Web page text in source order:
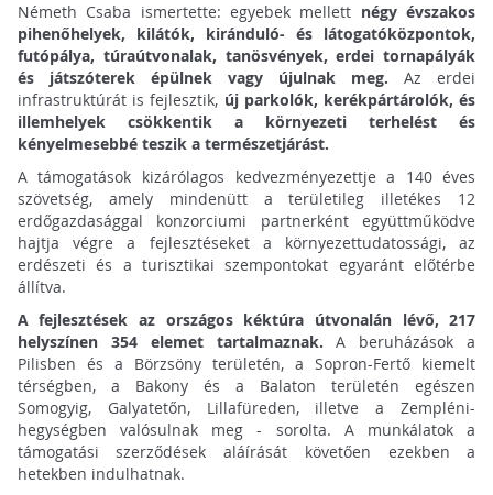
Németh Csaba ismertette: egyebek mellett négy évszakos
pihenőhelyek, kilátók, kiránduló- és látogatóközpontok,
futópálya, túraútvonalak, tanösvények, erdei tornapályák
és játszóterek épülnek vagy újulnak meg. Az erdei
infrastruktúrát is fejlesztik, új parkolók, kerékpártárolók, és
illemhelyek csökkentik a környezeti terhelést és
kényelmesebbé teszik a természetjárást.
A támogatások kizárólagos kedvezményezettje a 140 éves
szövetség, amely mindenütt a területileg illetékes 12
erdőgazdasággal konzorciumi partnerként együttműködve
hajtja végre a fejlesztéseket a környezettudatossági, az
erdészeti és a turisztikai szempontokat egyaránt előtérbe
állítva.
A fejlesztések az országos kéktúra útvonalán lévő, 217
helyszínen 354 elemet tartalmaznak. A beruházások a
Pilisben és a Börzsöny területén, a Sopron-Fertő kiemelt
térségben, a Bakony és a Balaton területén egészen
Somogyig, Galyatetőn, Lillafüreden, illetve a Zempléni-
hegységben valósulnak meg - sorolta. A munkálatok a
támogatási szerződések aláírását követően ezekben a
hetekben indulhatnak.